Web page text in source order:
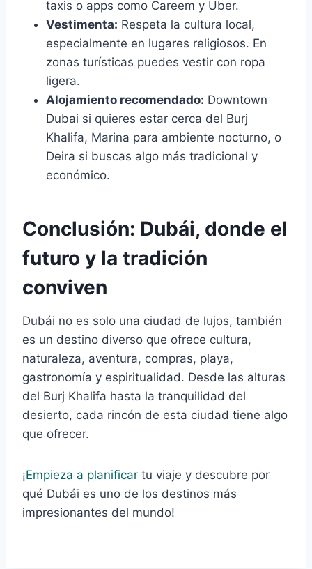
taxis o apps como Careem y Uber.
Vestimenta: Respeta la cultura local,
especialmente en lugares religiosos. En
zonas turísticas puedes vestir con ropa
ligera.
Alojamiento recomendado: Downtown
Dubai si quieres estar cerca del Burj
Khalifa, Marina para ambiente nocturno, o
Deira si buscas algo más tradicional y
económico.
Conclusión: Dubái, donde el
futuro y la tradición
conviven
Dubái no es solo una ciudad de lujos, también
es un destino diverso que ofrece cultura,
naturaleza, aventura, compras, playa,
gastronomía y espiritualidad. Desde las alturas
del Burj Khalifa hasta la tranquilidad del
desierto, cada rincón de esta ciudad tiene algo
que ofrecer.
¡Empieza a planificar tu viaje y descubre por
qué Dubái es uno de los destinos más
impresionantes del mundo!